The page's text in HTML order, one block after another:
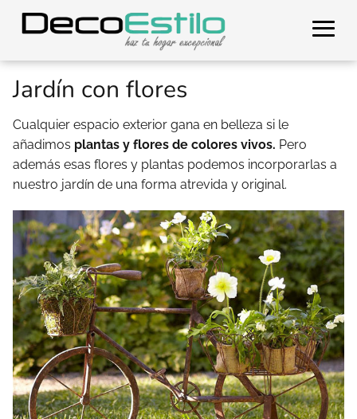
Jardín con flores
Cualquier espacio exterior gana en belleza si le
añadimos plantas y flores de colores vivos. Pero
además esas flores y plantas podemos incorporarlas a
nuestro jardín de una forma atrevida y original.